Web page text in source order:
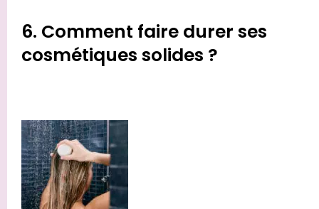
6. Comment faire durer ses
cosmétiques solides ?